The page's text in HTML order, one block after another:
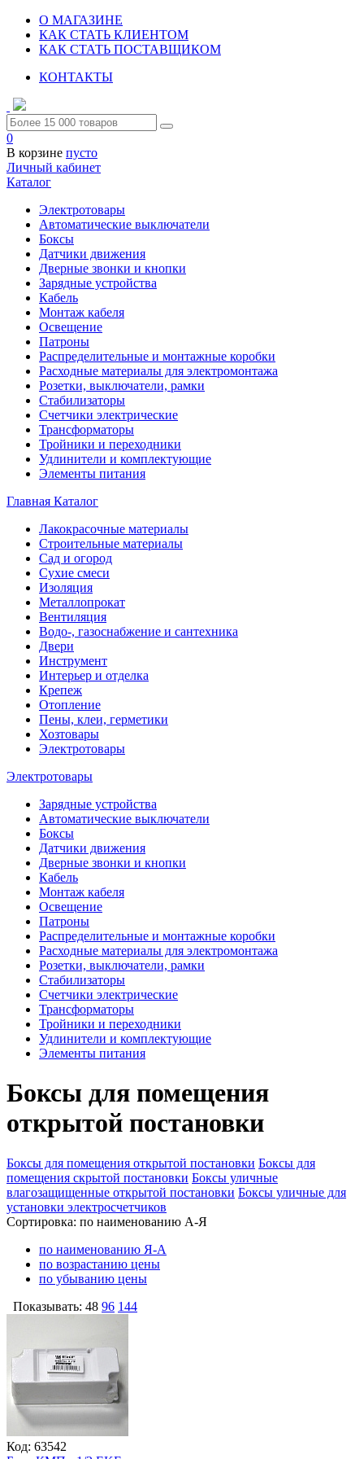
О МАГАЗИНЕ
КАК СТАТЬ КЛИЕНТОМ
КАК СТАТЬ ПОСТАВЩИКОМ
КОНТАКТЫ
0
В корзине пусто
Личный кабинет
Каталог
Электротовары
Автоматические выключатели
Боксы
Датчики движения
Дверные звонки и кнопки
Зарядные устройства
Кабель
Монтаж кабеля
Освещение
Патроны
Распределительные и монтажные коробки
Расходные материалы для электромонтажа
Розетки, выключатели, рамки
Стабилизаторы
Счетчики электрические
Трансформаторы
Тройники и переходники
Удлинители и комплектующие
Элементы питания
Главная Каталог
Лакокрасочные материалы
Строительные материалы
Сад и огород
Сухие смеси
Изоляция
Металлопрокат
Вентиляция
Водо-, газоснабжение и сантехника
Двери
Инструмент
Интерьер и отделка
Крепеж
Отопление
Пены, клеи, герметики
Хозтовары
Электротовары
Электротовары
Зарядные устройства
Автоматические выключатели
Боксы
Датчики движения
Дверные звонки и кнопки
Кабель
Монтаж кабеля
Освещение
Патроны
Распределительные и монтажные коробки
Расходные материалы для электромонтажа
Розетки, выключатели, рамки
Стабилизаторы
Счетчики электрические
Трансформаторы
Тройники и переходники
Удлинители и комплектующие
Элементы питания
Боксы для помещения
открытой постановки
Боксы для помещения открытой постановки Боксы для
помещения скрытой постановки Боксы уличные
влагозащищенные открытой постановки Боксы уличные для
установки электросчетчиков
Сортировка: по наименованию А-Я
по наименованию Я-А
по возрастанию цены
по убыванию цены
Показывать: 48 96 144
Код: 63542